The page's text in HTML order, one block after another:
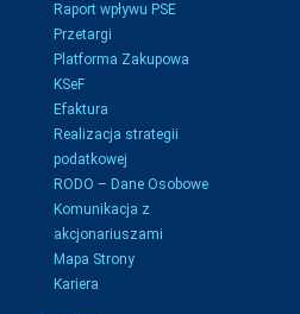
Raport wpływu PSE
Przetargi
Platforma Zakupowa
KSeF
Efaktura
Realizacja strategii
podatkowej
RODO – Dane Osobowe
Komunikacja z
akcjonariuszami
Mapa Strony
Kariera